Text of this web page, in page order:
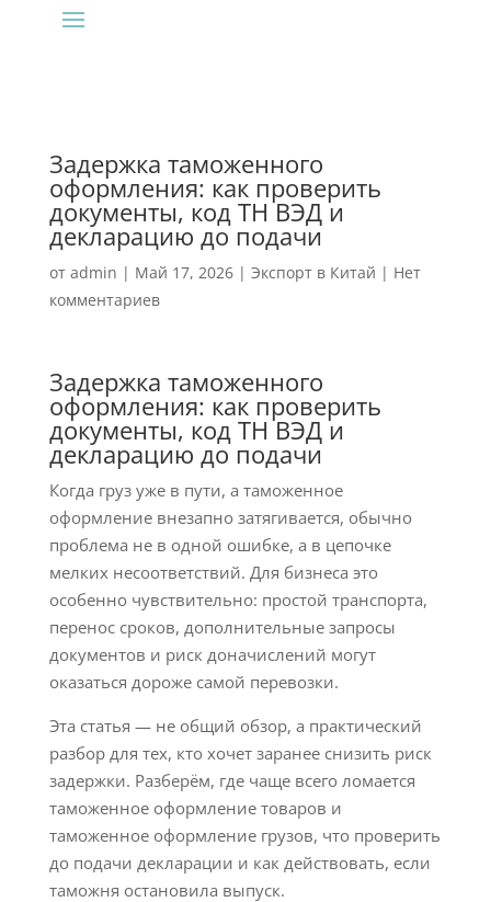
Задержка таможенного
оформления: как проверить
документы, код ТН ВЭД и
декларацию до подачи
от admin | Май 17, 2026| Экспорт в Китай | Нет
комментариев
Задержка таможенного
оформления: как проверить
документы, код ТН ВЭД и
декларацию до подачи
Когда груз уже в пути, а таможенное
оформление внезапно затягивается, обычно
проблема не в одной ошибке, а в цепочке
мелких несоответствий. Для бизнеса это
особенно чувствительно: простой транспорта,
перенос сроков, дополнительные запросы
документов и риск доначислений могут
оказаться дороже самой перевозки.
Эта статья — не общий обзор, а практический
разбор для тех, кто хочет заранее снизить риск
задержки. Разберём, где чаще всего ломается
таможенное оформление товаров и
таможенное оформление грузов, что проверить
до подачи декларации и как действовать, если
таможня остановила выпуск.